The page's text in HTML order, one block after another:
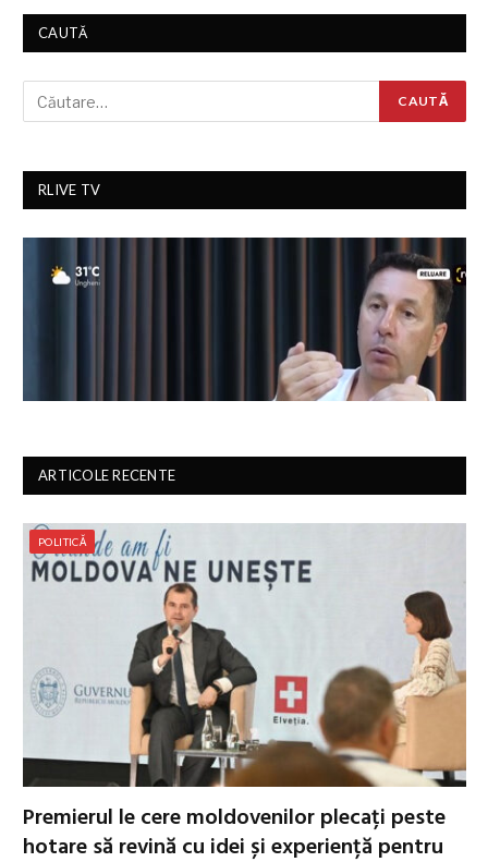
CAUTĂ
RLIVE TV
ARTICOLE RECENTE
POLITICĂ
Premierul le cere moldovenilor plecați peste
hotare să revină cu idei și experiență pentru